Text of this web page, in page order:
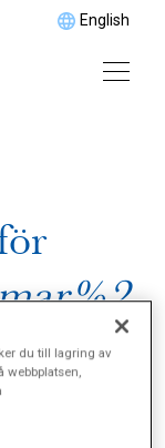
English
du till lagring av
webbplatsen,